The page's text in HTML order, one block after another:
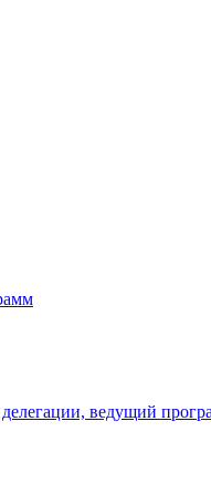
ведущий